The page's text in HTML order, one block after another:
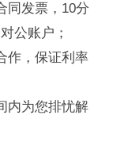
同发票，10分
公账户；
作，保证利率
内为您排忧解